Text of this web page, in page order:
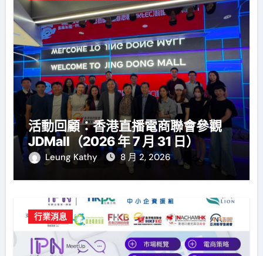
活動回顧：香港直播電商聯會參觀
JDMall（2026 年 7 月 31 日）
Leung Kathy 8 月 2, 2026
行業消息